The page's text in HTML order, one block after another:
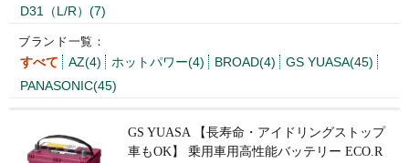
D31（L/R）(7)
ブランド一覧：
すべて AZ(4) ホットパワー(4) BROAD(4)
GS YUASA(45)
PANASONIC(45)
GS YUASA 【長寿命・アイドリングストップ
車もOK】 乗用車用高性能バッテリー ECO.R